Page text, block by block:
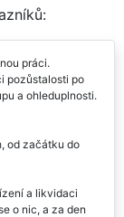
práci.
pozůstalosti po
a ohleduplnosti.
od začátku do
a likvidaci
o nic, a za den